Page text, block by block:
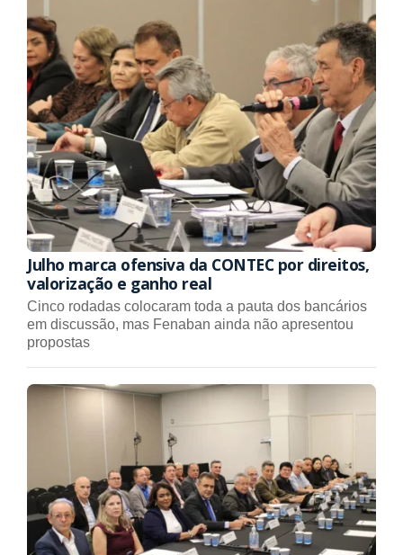
Julho marca ofensiva da CONTEC por direitos,
valorização e ganho real
Cinco rodadas colocaram toda a pauta dos bancários
em discussão, mas Fenaban ainda não apresentou
propostas